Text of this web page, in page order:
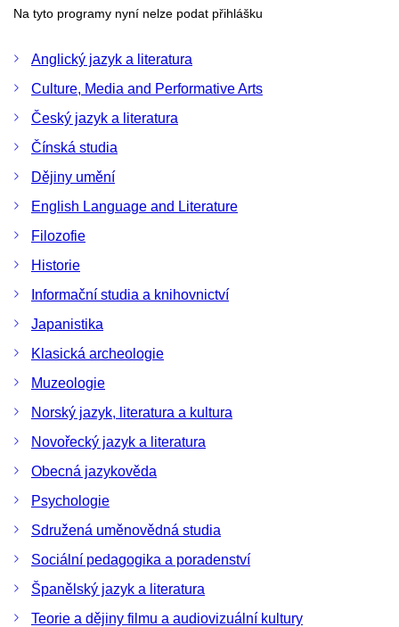
Na tyto programy nyní nelze podat přihlášku
Anglický jazyk a literatura
Culture, Media and Performative Arts
Český jazyk a literatura
Čínská studia
Dějiny umění
English Language and Literature
Filozofie
Historie
Informační studia a knihovnictví
Japanistika
Klasická archeologie
Muzeologie
Norský jazyk, literatura a kultura
Novořecký jazyk a literatura
Obecná jazykověda
Psychologie
Sdružená uměnovědná studia
Sociální pedagogika a poradenství
Španělský jazyk a literatura
Teorie a dějiny filmu a audiovizuální kultury